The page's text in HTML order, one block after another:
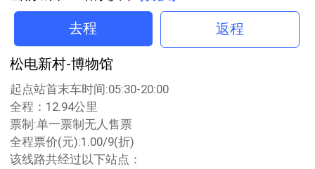
去程 返程
松电新村-博物馆
起点站首末车时间:05:30-20:00
全程：12.94公里
票制:单一票制无人售票
全程票价(元):1.00/9(折)
该线路共经过以下站点：